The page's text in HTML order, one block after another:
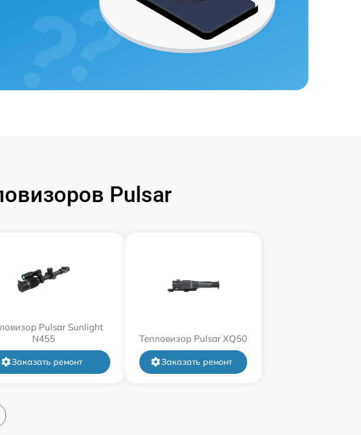
Pulsar
Pulsar Sunlight
N455
Заказать ремонт
Тепловизор Pulsar XQ50
Заказать ремонт